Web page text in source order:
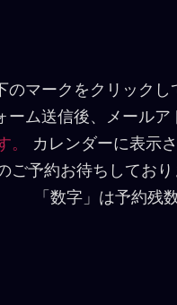
のマークをクリック
ーム送信後、メールア
。
カレンダーに表示
ご予約お待ちしており
「数字」は予約残